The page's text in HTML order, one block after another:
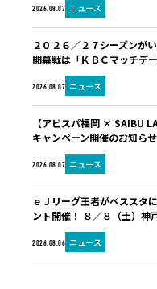
2026.08.07 ニュース
2026.08.07 ニュース
２０２６／２７シーズンが
開幕戦は「ＫＢＣマッチデ
2026.08.07 ニュース
【アビスパ福岡 × SAIBU
キャンペーン開催のお知らせ
2026.08.06 ニュース
ｅＪリーグ王者がベススタ
ント開催！ ８／８（土）神